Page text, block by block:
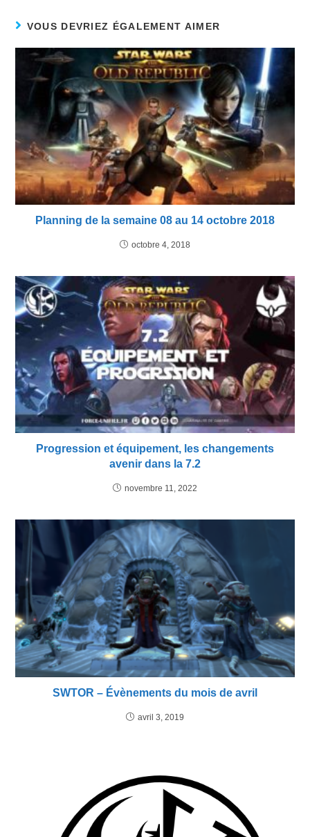
VOUS DEVRIEZ ÉGALEMENT AIMER
Planning de la semaine 08 au 14 octobre 2018
octobre 4, 2018
Progression et équipement, les changements
avenir dans la 7.2
novembre 11, 2022
SWTOR – Évènements du mois de avril
avril 3, 2019